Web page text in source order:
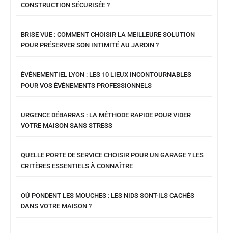
CONSTRUCTION SÉCURISÉE ?
BRISE VUE : COMMENT CHOISIR LA MEILLEURE SOLUTION
POUR PRÉSERVER SON INTIMITÉ AU JARDIN ?
ÉVÉNEMENTIEL LYON : LES 10 LIEUX INCONTOURNABLES
POUR VOS ÉVÉNEMENTS PROFESSIONNELS
URGENCE DÉBARRAS : LA MÉTHODE RAPIDE POUR VIDER
VOTRE MAISON SANS STRESS
QUELLE PORTE DE SERVICE CHOISIR POUR UN GARAGE ? LES
CRITÈRES ESSENTIELS À CONNAÎTRE
OÙ PONDENT LES MOUCHES : LES NIDS SONT-ILS CACHÉS
DANS VOTRE MAISON ?